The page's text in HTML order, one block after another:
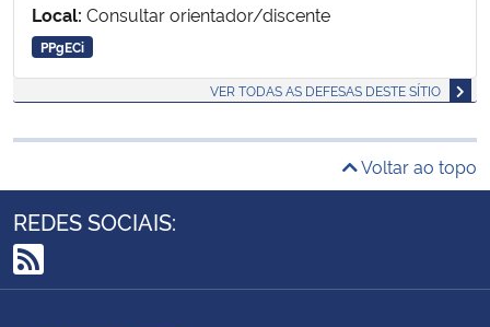
Local: Consultar orientador/discente
PPgECi
VER TODAS AS DEFESAS DESTE SÍTIO
Voltar ao topo
REDES SOCIAIS:
RSS